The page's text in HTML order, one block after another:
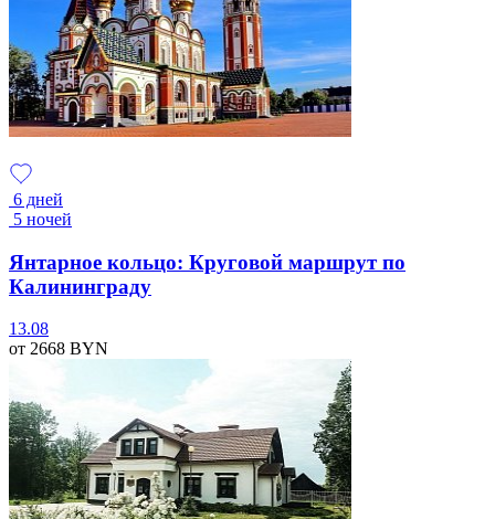
6 дней
5 ночей
Янтарное кольцо: Круговой маршрут по
Калининграду
13.08
от 2668 BYN